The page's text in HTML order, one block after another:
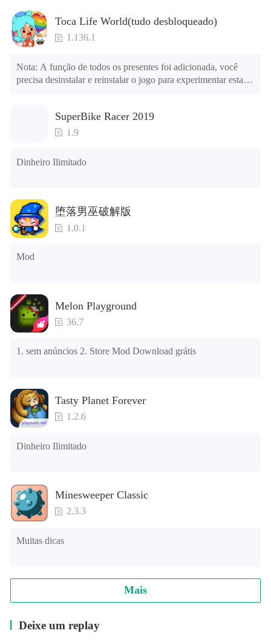
Toca Life World(tudo desbloqueado)
1.136.1
Nota: A função de todos os presentes foi adicionada, você
precisa desinstalar e reinstalar o jogo para experimentar esta
1. O jogo está três vezes mais rápido do que antes
2. Incluindo todos os mapas (incluindo salas e móveis)
para a extrema direita na agência dos correios, há uma janela à
Dicas: Quando a instalação falhar, consulte as seguintes
soluções
Verifique se o mesmo jogo já existe no telefone; em caso
novamente
Verifique se a memória do telefone é suficiente, caso
contrário, limpe a memória do telefone primeiro e tente
instalar novamente
SuperBike Racer 2019
1.9
Dinheiro Ilimitado
堕落男巫破解版
1.0.1
Mod
Melon Playground
36.7
1. sem anúncios 2. Store Mod Download grátis
Tasty Planet Forever
1.2.6
Dinheiro Ilimitado
Minesweeper Classic
2.3.3
Muitas dicas
Mais
Deixe um replay